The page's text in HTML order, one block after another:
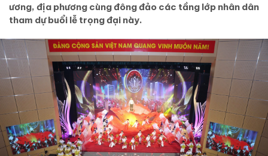
ương, địa phương cùng đông đảo các tầng lớp nhân dân
tham dự buổi lễ trọng đại này.